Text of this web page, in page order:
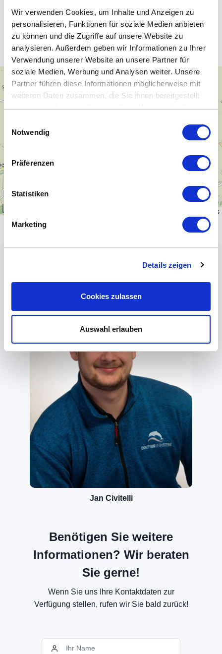
Wir verwenden Cookies, um Inhalte und Anzeigen zu
personalisieren, Funktionen für soziale Medien anbieten
zu können und die Zugriffe auf unsere Website zu
analysieren. Außerdem geben wir Informationen zu Ihrer
Verwendung unserer Website an unsere Partner für
soziale Medien, Werbung und Analysen weiter. Unsere
Partner führen diese Informationen möglicherweise mit
weiteren Daten zusammen, die Sie ihnen bereitgestellt
haben oder die sie im Rahmen Ihrer Nutzung der Dienste
Notwendig
Präferenzen
Statistiken
Marketing
Details zeigen
Cookies zulassen
Auswahl erlauben
Unsere WLAN-Hotspots in Ostrau
+
−
contributors
Jan Civitelli
Benötigen Sie weitere
Informationen? Wir beraten
Sie gerne!
Wenn Sie uns Ihre Kontaktdaten zur
Verfügung stellen, rufen wir Sie bald zurück!